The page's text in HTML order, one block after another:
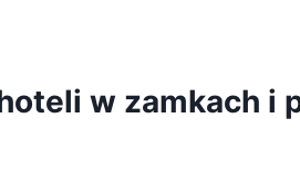
w zamkach i